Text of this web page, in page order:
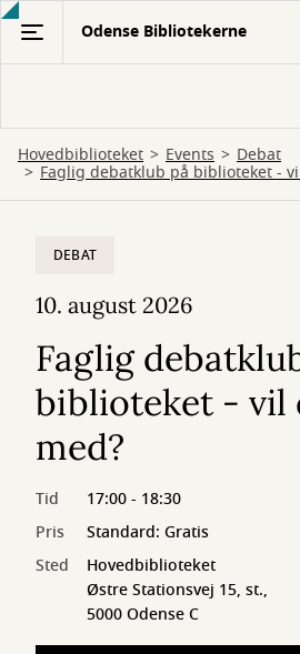
Gå
hovedindhold
Odense Bibliotekerne
Hovedbiblioteket Events Debat
Faglig debatklub på biblioteket -
DEBAT
10. august 2026
Faglig
biblioteket - vil
med?
Tid
17:00 - 18:30
Pris
Standard: Gratis
Sted
Hovedbiblioteket
Østre Stationsvej 15, st.,
5000 Odense C